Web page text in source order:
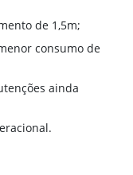
de 1,5m;
consumo de
ainda